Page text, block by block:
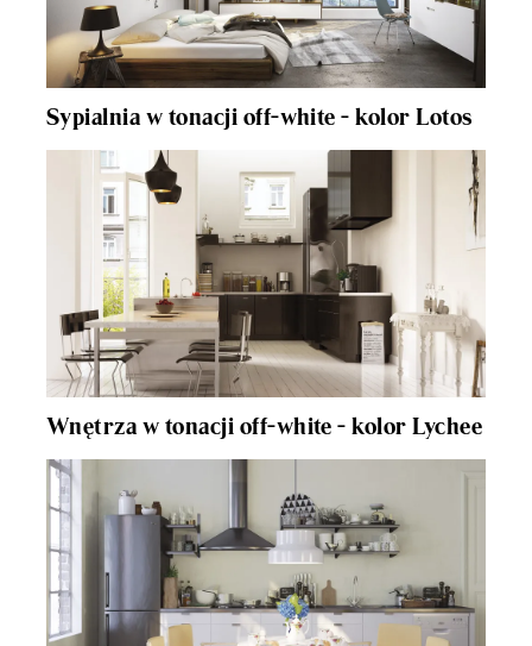
Sypialnia w tonacji off-white - kolor Lotos
Wnętrza w tonacji off-white - kolor Lychee